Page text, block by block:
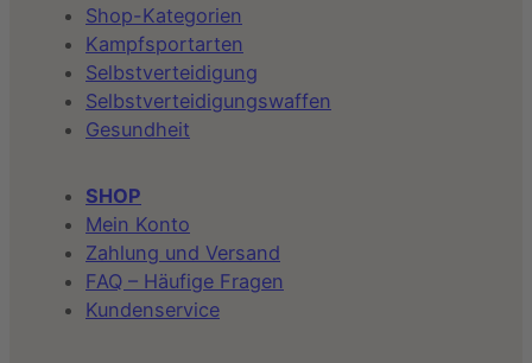
Shop-Kategorien
Kampfsportarten
Selbstverteidigung
Selbstverteidigungswaffen
Gesundheit
SHOP
Mein Konto
Zahlung und Versand
FAQ – Häufige Fragen
Kundenservice